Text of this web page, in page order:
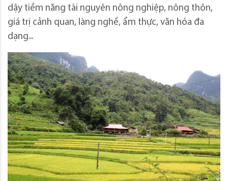
dậy tiềm năng tài nguyên nông nghiệp, nông thôn,
giá trị cảnh quan, làng nghề, ẩm thực, văn hóa đa
dạng...